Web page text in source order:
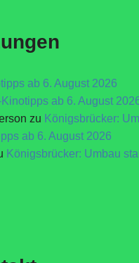
ab 6. August 2026
ab 6. August
zu Königsbrücker:
ab 6. August 2026
Königsbrücker: Umbau